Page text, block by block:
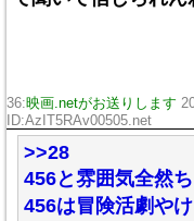
36:映画.netがお送りします
ID:AzIT5RAv00505.net
>>28
456と雰囲気全然
456は冒険活劇や